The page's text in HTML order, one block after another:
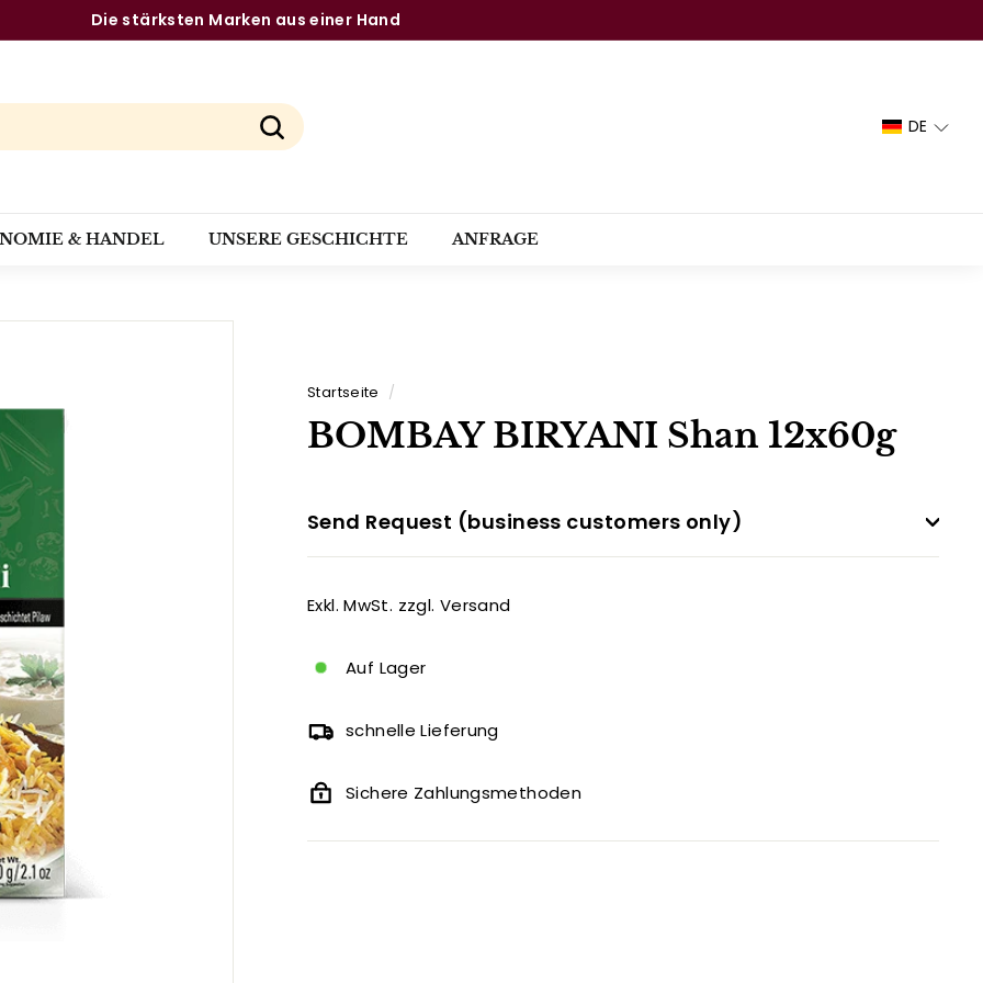
Die stärksten Marken aus einer Hand
Suchen
DE
& HANDEL UNSERE GESCHICHTE ANFRAGE
Startseite /
BOMBAY BIRYANI Shan 12x60g
Send Request (business customers only)
Exkl. MwSt. zzgl. Versand
Auf Lager
schnelle Lieferung
Sichere Zahlungsmethoden